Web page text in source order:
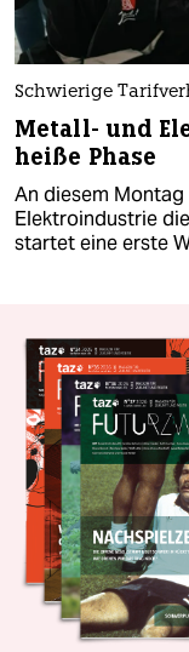
Schwierige
Metall- und
heiße Phase
An diesem
Elektroindustrie
startet eine erste